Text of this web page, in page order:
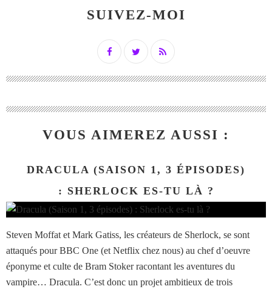
SUIVEZ-MOI
VOUS AIMEREZ AUSSI :
DRACULA (SAISON 1, 3 ÉPISODES)
: SHERLOCK ES-TU LÀ ?
Steven Moffat et Mark Gatiss, les créateurs de Sherlock, se sont
attaqués pour BBC One (et Netflix chez nous) au chef d’oeuvre
éponyme et culte de Bram Stoker racontant les aventures du
vampire… Dracula. C’est donc un projet ambitieux de trois